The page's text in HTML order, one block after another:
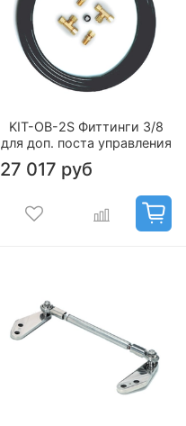
KIT-OB-2S Фиттинги 3/8
для доп. поста управления
27 017 руб